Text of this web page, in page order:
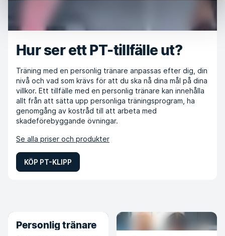
Hur ser ett PT-tillfälle ut?
Träning med en personlig tränare anpassas efter dig, din
nivå och vad som krävs för att du ska nå dina mål på dina
villkor. Ett tillfälle med en personlig tränare kan innehålla
allt från att sätta upp personliga träningsprogram, ha
genomgång av kostråd till att arbeta med
skadeförebyggande övningar.
Se alla priser och produkter
KÖP PT-KLIPP
Personlig tränare